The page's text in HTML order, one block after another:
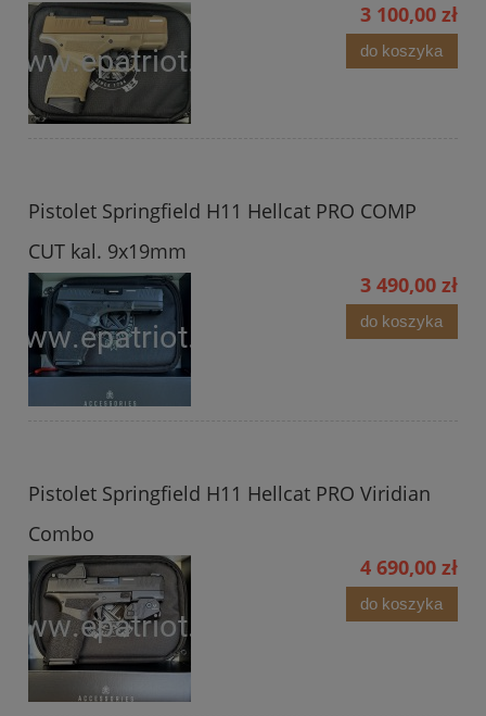
3 100,00 zł
do koszyka
Pistolet Springfield H11 Hellcat PRO COMP
CUT kal. 9x19mm
3 490,00 zł
do koszyka
Pistolet Springfield H11 Hellcat PRO Viridian
Combo
4 690,00 zł
do koszyka